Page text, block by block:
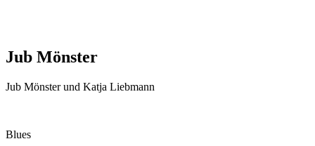
Jub Mönster
Jub Mönster und Katja Liebmann
Blues